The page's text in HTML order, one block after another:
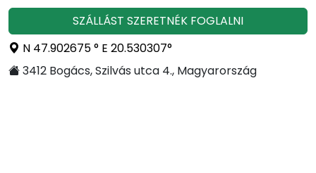
SZÁLLÁST SZERETNÉK FOGLALNI
N 47.902675 ° E 20.530307°
3412 Bogács, Szilvás utca 4., Magyarország